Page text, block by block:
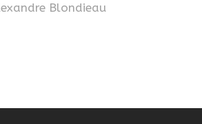
Blondieau